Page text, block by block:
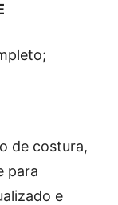
de costura,
para
e